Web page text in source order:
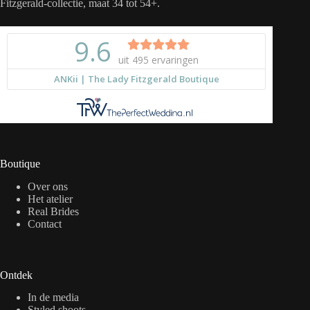
Fitzgerald-collectie, maat 34 tot 54+.
Boutique
Over ons
Het atelier
Real Brides
Contact
Ontdek
In de media